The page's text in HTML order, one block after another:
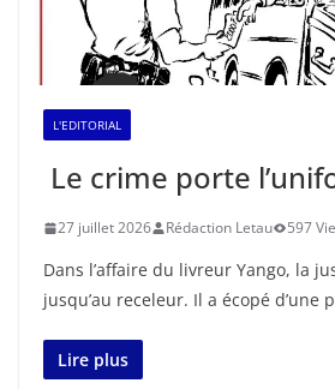
L'EDITORIAL
Le crime porte
27 juillet 2026 Rédaction Letau 597
Dans l’affaire du livreur Yango, la
jusqu’au receleur. Il a écopé d’une
Lire plus